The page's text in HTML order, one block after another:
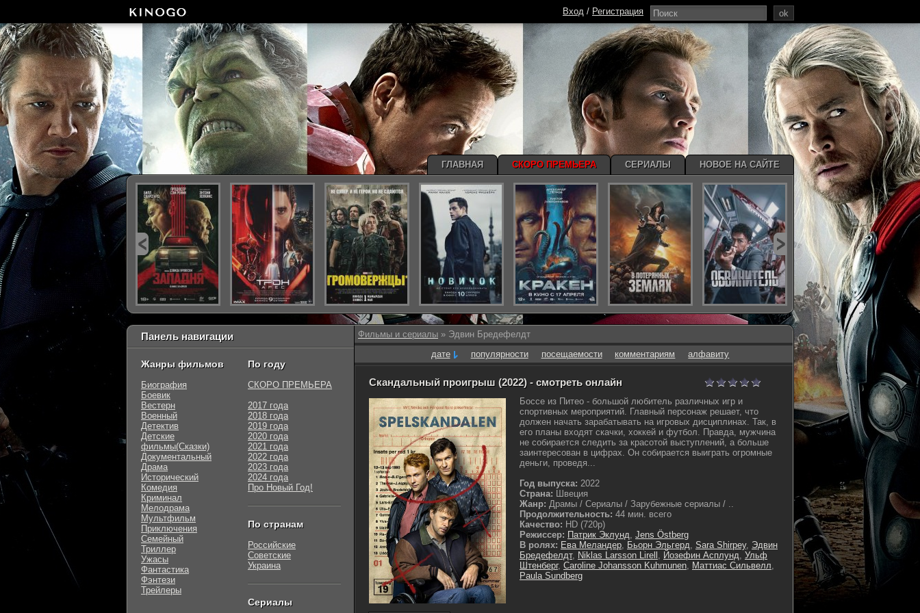
Фильмы и сериалы » Эдвин Бредефелдт
дате
популярности посещаемости комментариям алфавиту
Скандальный проигрыш (2022) - смотреть онлайн
Боссе из Питео - большой любитель различных игр и
спортивных мероприятий. Главный персонаж решает, что
должен начать зарабатывать на игровых дисциплинах. Так, в
его планы входят скачки, хоккей и футбол. Правда, мужчина
не собирается следить за красотой выступлений, а больше
заинтересован в цифрах. Он собирается выиграть огромные
деньги, проведя...
Год выпуска: 2022
Страна: Швеция
Жанр: Драмы / Сериалы / Зарубежные сериалы / ..
Продолжительность: 44 мин. всего
Качество: HD (720p)
Режиссер: Патрик Эклунд, Jens Östberg
В ролях: Ева Меландер, Бьорн Эльгерд, Sara Shirpey, Эдвин
Бредефелдт, Niklas Larsson Lirell , Йозефин Асплунд, Ульф
Штенберг, Caroline Johansson Kuhmunen, Маттиас Сильвелл,
Paula Sundberg
Панель навигации
Жанры фильмов
Биография
Боевик
Вестерн
Военный
Детектив
Детские
фильмы(Сказки)
Документальный
Драма
Исторический
Комедия
Криминал
Мелодрама
Мультфильм
Приключения
Семейный
Триллер
Ужасы
Фантастика
Фэнтези
Трейлеры
По году
СКОРО ПРЕМЬЕРА
2017 года
2018 года
2019 года
2020 года
2021 года
2022 года
2023 года
2024 года
Про Новый Год!
По странам
Российские
Советские
Украина
Сериалы
ok
Вход / Регистрация
ГЛАВНАЯ СКОРО ПРЕМЬЕРА СЕРИАЛЫ НОВОЕ НА САЙТЕ